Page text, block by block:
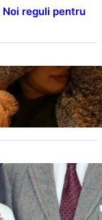
reguli pentru
Trebuie Să Dormi
Asupra
Lecții
a Altora care Au
100 de Ani